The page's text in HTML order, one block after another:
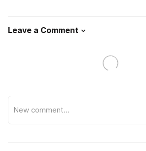
Leave a Comment